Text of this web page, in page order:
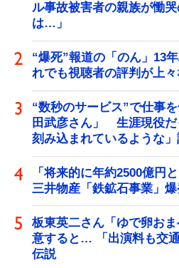
ル事故被害者の親族が慟
は…」
“爆死”報道の「のん」13
れでも視聴者の評判が上
“数秒のサービス”で仕事
田武彦さん」 生涯現役
刻み込まれているような
「将来的に年約2500億
三井物産「鉄鉱石事業」
板東英二さん「ゆで卵お
意すると… 「出演料も交
伝説